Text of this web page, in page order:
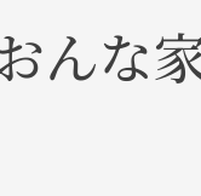
んな